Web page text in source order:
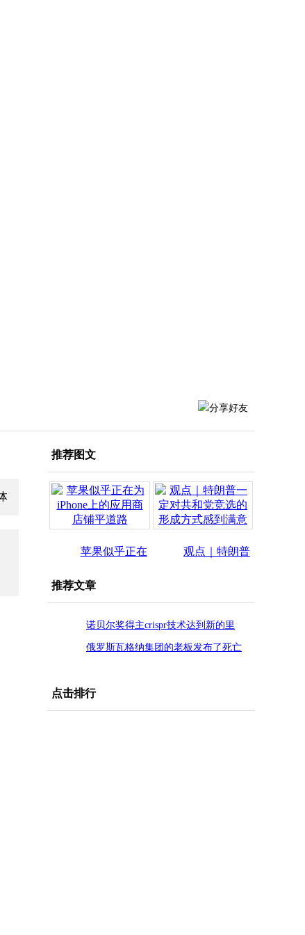
推荐图文
苹果似乎正在
观点｜特朗普
推荐文章
诺贝尔奖得主crispr技术达到新的里
程碑：“潜力巨大”
俄罗斯瓦格纳集团的老板发布了死亡
的弹药
点击排行